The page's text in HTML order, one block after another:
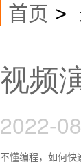
首页 >
视频
2022-
不懂编程，如何